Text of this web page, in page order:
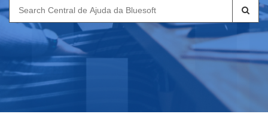
Search
for: